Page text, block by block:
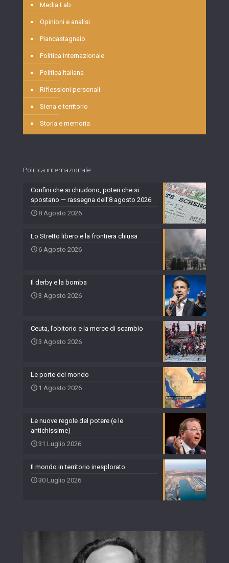
Media Lab
Opinioni e analisi
Piancastagnaio
Politica internazionale
Politica Italiana
Riflessioni personali
Siena e territorio
Storia e memoria
Politica internazionale
Confini che si chiudono, poteri che si
spostano — rassegna dell’8 agosto 2026
8 Agosto 2026
Lo Stretto libero e la frontiera chiusa
6 Agosto 2026
Il derby e la bomba
3 Agosto 2026
Ceuta, l’obitorio e la merce di scambio
3 Agosto 2026
Le porte del mondo
1 Agosto 2026
Le nuove regole del potere (e le
antichissime)
31 Luglio 2026
Il mondo in territorio inesplorato
30 Luglio 2026